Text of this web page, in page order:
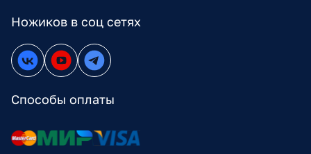
Ножиков в соц сетях
Способы оплаты